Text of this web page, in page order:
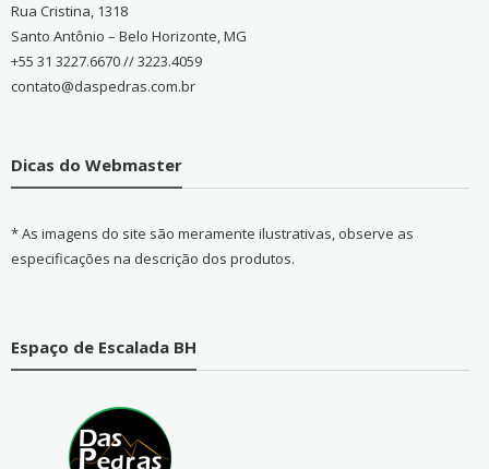
Rua Cristina, 1318
Santo Antônio – Belo Horizonte, MG
+55 31 3227.6670 // 3223.4059
contato@daspedras.com.br
Dicas do Webmaster
* As imagens do site são meramente ilustrativas, observe as
especificações na descrição dos produtos.
Espaço de Escalada BH